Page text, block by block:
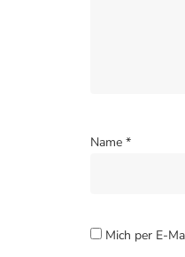
Name *
Mich per E-